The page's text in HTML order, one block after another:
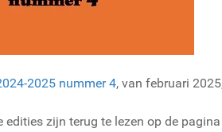
2025 nummer 4, van februari
edities zijn terug te lezen op de pagina